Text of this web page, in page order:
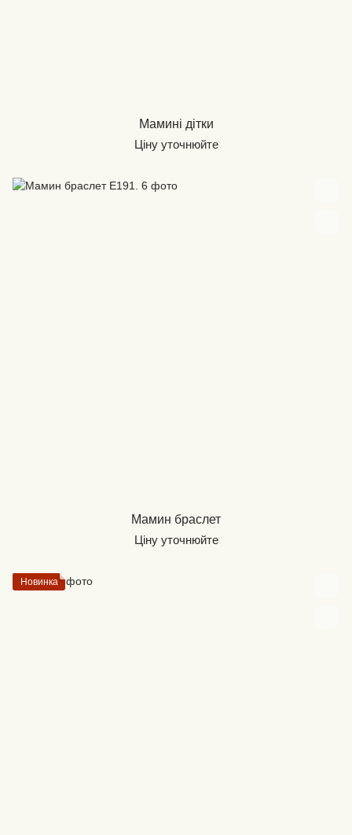
Мамині дітки
Ціну уточнюйте
Мамин браслет
Ціну уточнюйте
Новинка